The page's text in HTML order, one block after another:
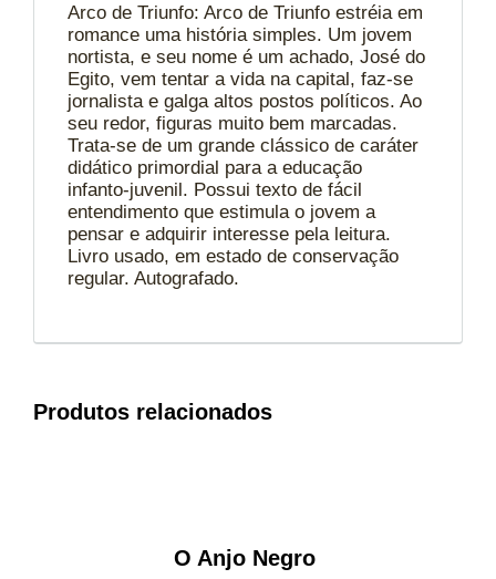
Arco de Triunfo: Arco de Triunfo estréia em
romance uma história simples. Um jovem
nortista, e seu nome é um achado, José do
Egito, vem tentar a vida na capital, faz-se
jornalista e galga altos postos políticos. Ao
seu redor, figuras muito bem marcadas.
Trata-se de um grande clássico de caráter
didático primordial para a educação
infanto-juvenil. Possui texto de fácil
entendimento que estimula o jovem a
pensar e adquirir interesse pela leitura.
Livro usado, em estado de conservação
regular. Autografado.
Produtos relacionados
O Anjo Negro